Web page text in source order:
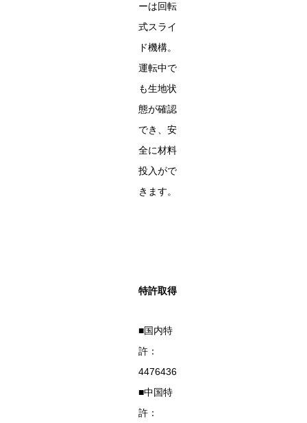
ーは回転
式スライ
ド機構。
運転中で
も生地状
態が確認
でき、安
全に材料
投入がで
きます。
特許取得
■国内特
許：
4476436
■中国特
許：